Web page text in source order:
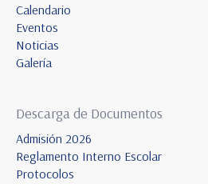
Calendario
Eventos
Noticias
Galería
Descarga de Documentos
Admisión 2026
Reglamento Interno Escolar
Protocolos